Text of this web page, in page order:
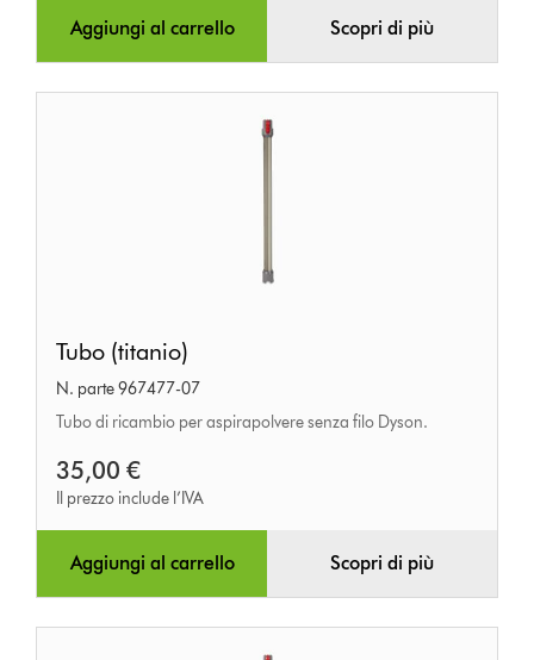
Aggiungi al carrello Scopri di più
(titanio)
Tubo (titanio)
N. parte 967477-07
Tubo di ricambio per aspirapolvere senza filo Dyson.
35,00 €
Il prezzo include l’IVA
Aggiungi al carrello Scopri di più